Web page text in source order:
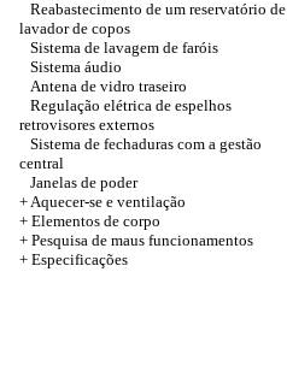
Reabastecimento de um reservatório de
lavador de copos
Sistema de lavagem de faróis
Sistema áudio
Antena de vidro traseiro
Regulação elétrica de espelhos
retrovisores externos
Sistema de fechaduras com a gestão
central
Janelas de poder
+Aquecer-se e ventilação
+ Elementos de corpo
+ Pesquisa de maus funcionamentos
+ Especificações